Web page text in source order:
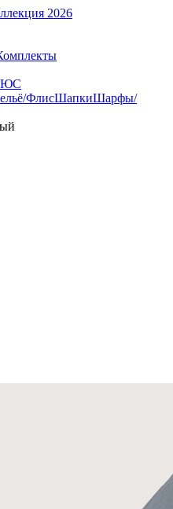
2026
ФлисШапкиШарфы/